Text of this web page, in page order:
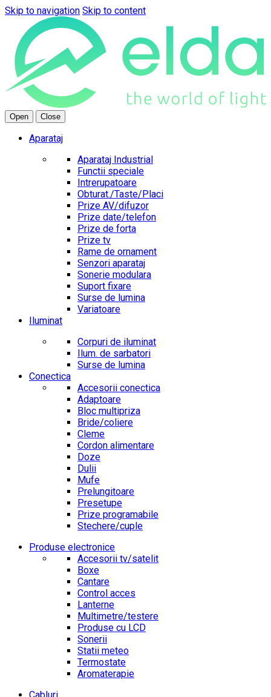
Skip to navigation Skip to content
Open Close
Aparataj
Aparataj Industrial
Functii speciale
Intrerupatoare
Obturat./Taste/Placi
Prize AV/difuzor
Prize date/telefon
Prize de forta
Prize tv
Rame de ornament
Senzori aparataj
Sonerie modulara
Suport fixare
Surse de lumina
Variatoare
Iluminat
Corpuri de iluminat
Ilum. de sarbatori
Surse de lumina
Conectica
Accesorii conectica
Adaptoare
Bloc multipriza
Bride/coliere
Cleme
Cordon alimentare
Doze
Dulii
Mufe
Prelungitoare
Presetupe
Prize programabile
Stechere/cuple
Produse electronice
Accesorii tv/satelit
Boxe
Cantare
Control acces
Lanterne
Multimetre/testere
Produse cu LCD
Sonerii
Statii meteo
Termostate
Aromaterapie